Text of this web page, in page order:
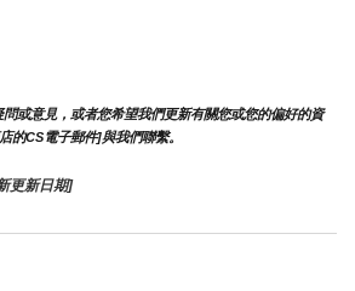
或意見，或者您希望我們更新有關您或您的偏好的資
的CS電子郵件]與我們聯繫。
更新日期]